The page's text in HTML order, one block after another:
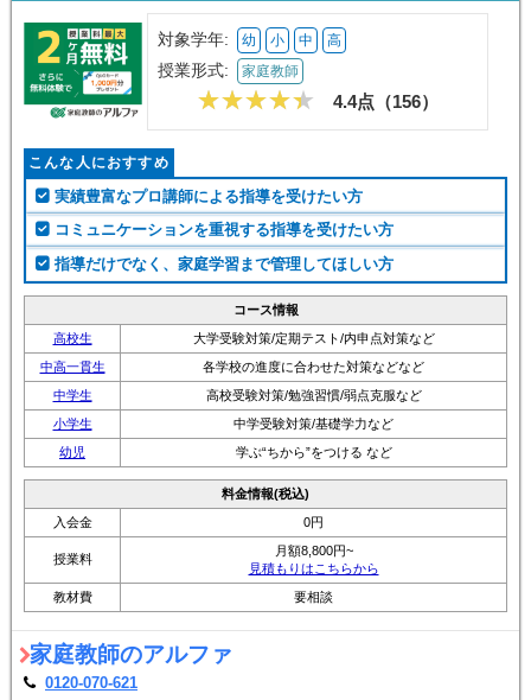
対象学年: 幼 小 中 高
授業形式: 家庭教師
4.4点（156）
こんな人におすすめ
実績豊富なプロ講師による指導を受けたい方
コミュニケーションを重視する指導を受けたい方
指導だけでなく、家庭学習まで管理してほしい方
コース情報
高校生
大学受験対策/定期テスト/内申点対策など
中高一貫生
各学校の進度に合わせた対策などなど
中学生
高校受験対策/勉強習慣/弱点克服など
小学生
中学受験対策/基礎学力など
幼児
学ぶ“ちから”をつける など
料金情報(税込)
入会金
0円
授業料
月額8,800円~
見積もりはこちらから
教材費
要相談
家庭教師のアルファ
0120-070-621